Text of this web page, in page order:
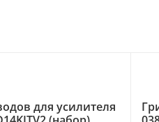
для усилителя